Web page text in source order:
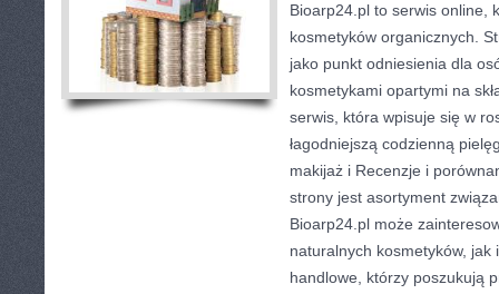
Bioarp24.pl to serwis online,
kosmetyków organicznych.
jako punkt odniesienia dla
kosmetykami opartymi na
serwis, która wpisuje się w
łagodniejszą codzienną
makijaż i Recenzje i
strony jest asortyment
Bioarp24.pl może
naturalnych kosmetyków, jak
handlowe, którzy poszukują